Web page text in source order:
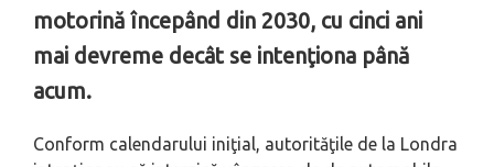
motorină începând din 2030, cu cinci ani
mai devreme decât se intenţiona până
acum.
Conform calendarului iniţial, autorităţile de la Londra